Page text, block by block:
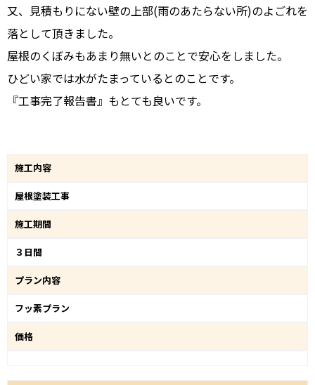
又、見積もりにない壁の上部(雨のあたらない所)のよごれを
落として頂きました。
屋根のくぼみもあまり無いとのことで安心をしました。
ひどい家では水がたまっているとのことです。
『工事完了報告書』もとても良いです。
施工内容
屋根塗装工事
施工期間
３日間
プラン内容
フッ素プラン
価格